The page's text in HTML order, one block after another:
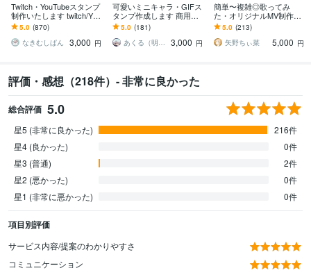
Twitch・YouTubeスタンプ
制作いたします twitch/You
Tube/tiktok配信用スタンプ
制作
5.0 (870)
なきむしぱん
3,000 円
可愛いミニキャラ・GIFス
タンプ作成します 商用込
み！Twitch,Youtube,LINE
用など＊
5.0 (181)
あくる（明来）※来年納品分︰受付中
3,000 円
簡単〜複雑◎歌ってみ
た・オリジナルMV制作し
ます Vtuber・歌い手必
見！お任せ〜本家再現ま
で可能！
5.0 (213)
矢野ちぃ菜
5,000 円
評価・感想（218件）- 非常に良かった
総合評価 5.0
星5 (非常に良かった)
216件
星4 (良かった)
0件
星3 (普通)
2件
星2 (悪かった)
0件
星1 (非常に悪かった)
0件
項目別評価
サービス内容/提案のわかりやすさ
コミュニケーション